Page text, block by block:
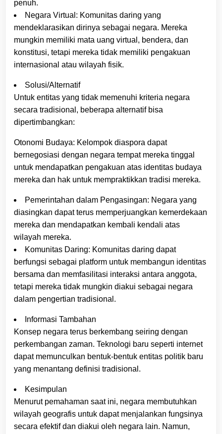
penuh.
Negara Virtual: Komunitas daring yang
mendeklarasikan dirinya sebagai negara. Mereka
mungkin memiliki mata uang virtual, bendera, dan
konstitusi, tetapi mereka tidak memiliki pengakuan
internasional atau wilayah fisik.
Solusi/Alternatif
Untuk entitas yang tidak memenuhi kriteria negara
secara tradisional, beberapa alternatif bisa
dipertimbangkan:
Otonomi Budaya: Kelompok diaspora dapat
bernegosiasi dengan negara tempat mereka tinggal
untuk mendapatkan pengakuan atas identitas budaya
mereka dan hak untuk mempraktikkan tradisi mereka.
Pemerintahan dalam Pengasingan: Negara yang
diasingkan dapat terus memperjuangkan kemerdekaan
mereka dan mendapatkan kembali kendali atas
wilayah mereka.
Komunitas Daring: Komunitas daring dapat
berfungsi sebagai platform untuk membangun identitas
bersama dan memfasilitasi interaksi antara anggota,
tetapi mereka tidak mungkin diakui sebagai negara
dalam pengertian tradisional.
Informasi Tambahan
Konsep negara terus berkembang seiring dengan
perkembangan zaman. Teknologi baru seperti internet
dapat memunculkan bentuk-bentuk entitas politik baru
yang menantang definisi tradisional.
Kesimpulan
Menurut pemahaman saat ini, negara membutuhkan
wilayah geografis untuk dapat menjalankan fungsinya
secara efektif dan diakui oleh negara lain. Namun,